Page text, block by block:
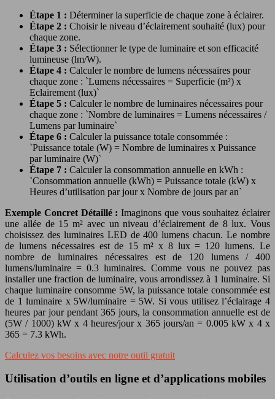
Étape 1 : Déterminer la superficie de chaque zone à éclairer.
Étape 2 : Choisir le niveau d’éclairement souhaité (lux) pour
chaque zone.
Étape 3 : Sélectionner le type de luminaire et son efficacité
lumineuse (lm/W).
Étape 4 : Calculer le nombre de lumens nécessaires pour
chaque zone : `Lumens nécessaires = Superficie (m²) x
Eclairement (lux)`
Étape 5 : Calculer le nombre de luminaires nécessaires pour
chaque zone : `Nombre de luminaires = Lumens nécessaires /
Lumens par luminaire`
Étape 6 : Calculer la puissance totale consommée :
`Puissance totale (W) = Nombre de luminaires x Puissance
par luminaire (W)`
Étape 7 : Calculer la consommation annuelle en kWh :
`Consommation annuelle (kWh) = Puissance totale (kW) x
Heures d’utilisation par jour x Nombre de jours par an`
Exemple Concret Détaillé : Imaginons que vous souhaitez éclairer
une allée de 15 m² avec un niveau d’éclairement de 8 lux. Vous
choisissez des luminaires LED de 400 lumens chacun. Le nombre
de lumens nécessaires est de 15 m² x 8 lux = 120 lumens. Le
nombre de luminaires nécessaires est de 120 lumens / 400
lumens/luminaire = 0.3 luminaires. Comme vous ne pouvez pas
installer une fraction de luminaire, vous arrondissez à 1 luminaire. Si
chaque luminaire consomme 5W, la puissance totale consommée est
de 1 luminaire x 5W/luminaire = 5W. Si vous utilisez l’éclairage 4
heures par jour pendant 365 jours, la consommation annuelle est de
(5W / 1000) kW x 4 heures/jour x 365 jours/an = 0.005 kW x 4 x
365 = 7.3 kWh.
Calculez vos besoins avec notre outil gratuit
Utilisation d’outils en ligne et d’applications mobiles